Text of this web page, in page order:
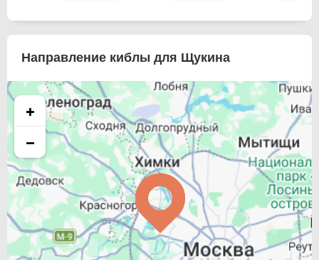
Направление киблы для Щукина
+
−